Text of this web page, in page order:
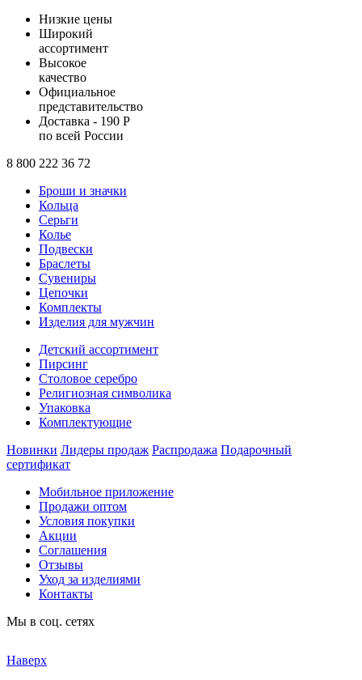
Низкие цены
Широкий
ассортимент
Высокое
качество
Официальное
представительство
Доставка - 190 Р
по всей России
8 800 222 36 72
Броши и значки
Кольца
Серьги
Колье
Подвески
Браслеты
Сувениры
Цепочки
Комплекты
Изделия для мужчин
Детский ассортимент
Пирсинг
Столовое серебро
Религиозная символика
Упаковка
Комплектующие
Новинки Лидеры продаж Распродажа Подарочный
сертификат
Мобильное приложение
Продажи оптом
Условия покупки
Акции
Соглашения
Отзывы
Уход за изделиями
Контакты
Мы в соц. сетях
Наверх